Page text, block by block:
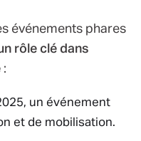
événements phares
rôle clé dans
:
un événement
et de mobilisation.